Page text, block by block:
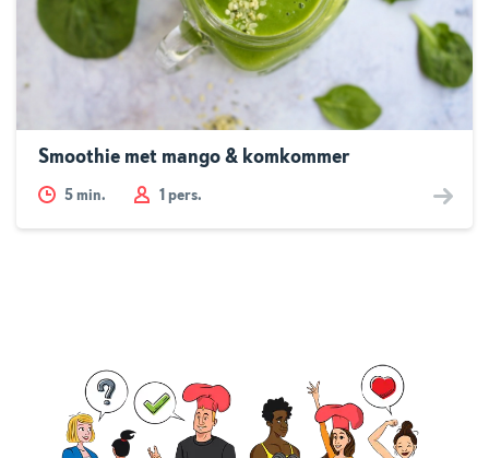
Smoothie met mango & komkommer
5 min. 1 pers.